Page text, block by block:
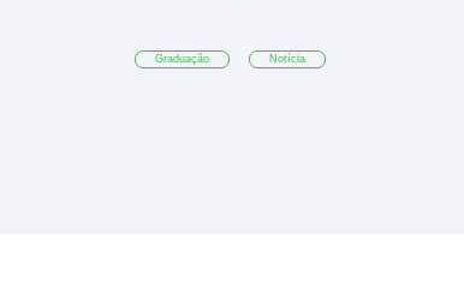
Graduação Notícia